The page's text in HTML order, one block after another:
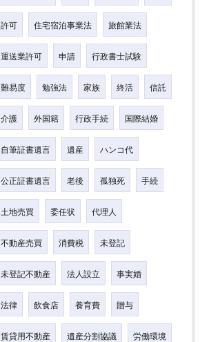
許可 住宅宿泊事業法 旅館業法
運送業許可 申請 行政書士試験
難易度 勉強法 家族 終活 信託
介護 外国籍 行政手続 国際結婚
自筆証書遺言 遺産 ハンコ代
公正証書遺言 老後 孤独死 手続
土地売買 委任状 代理人
不動産売買 消費税 未登記
未登記不動産 法人設立 事実婚
法律 飲食店 養育費 贈与
賃貸用不動産 遺産分割協議 労働環境